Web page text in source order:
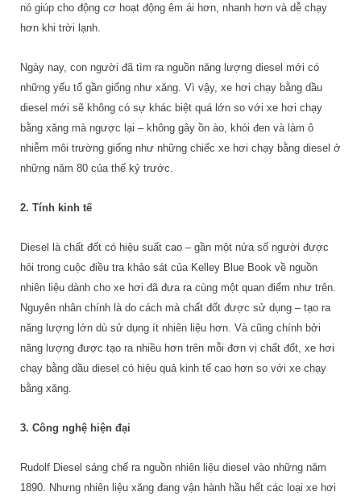
nó giúp cho động cơ hoạt động êm ái hơn, nhanh hơn và dễ chạy
hơn khi trời lạnh.
Ngày nay, con người đã tìm ra nguồn năng lượng diesel mới có
những yếu tố gần giống như xăng. Vì vậy, xe hơi chạy bằng dầu
diesel mới sẽ không có sự khác biệt quá lớn so với xe hơi chạy
bằng xăng mà ngược lại – không gây ồn ào, khói đen và làm ô
nhiễm môi trường giống như những chiếc xe hơi chạy bằng diesel ở
những năm 80 của thế kỷ trước.
2. Tính kinh tế
Diesel là chất đốt có hiệu suất cao – gần một nửa số người được
hỏi trong cuộc điều tra khảo sát của Kelley Blue Book về nguồn
nhiên liệu dành cho xe hơi đã đưa ra cùng một quan điểm như trên.
Nguyên nhân chính là do cách mà chất đốt được sử dụng – tạo ra
năng lượng lớn dù sử dụng ít nhiên liệu hơn. Và cũng chính bởi
năng lượng được tạo ra nhiều hơn trên mỗi đơn vị chất đốt, xe hơi
chạy bằng dầu diesel có hiệu quả kinh tế cao hơn so với xe chạy
bằng xăng.
3. Công nghệ hiện đại
Rudolf Diesel sáng chế ra nguồn nhiên liệu diesel vào những năm
1890. Nhưng nhiên liệu xăng đang vận hành hầu hết các loại xe hơi